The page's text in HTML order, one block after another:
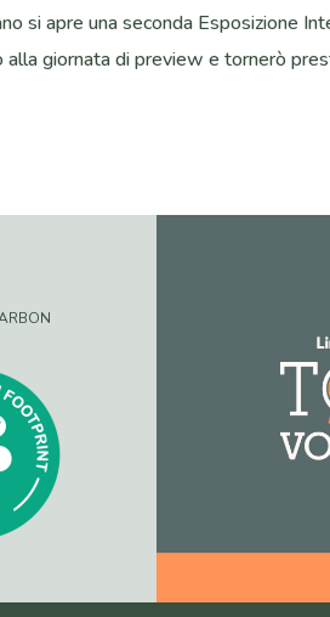
si apre una seconda Esposizione
giornata di preview e tornerò